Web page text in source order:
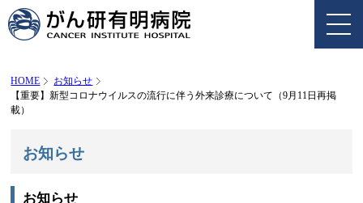
HOME
お知らせ
【重要】新型コロナウイルスの流行に伴う外来診療について（9月11日再掲
載）
お知らせ
お知らせ